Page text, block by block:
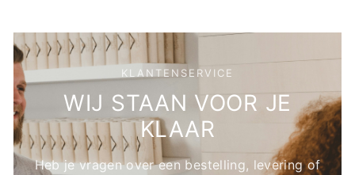
KLANTENSERVICE
WIJ STAAN VOOR JE
KLAAR
Heb je vragen over een bestelling, levering of